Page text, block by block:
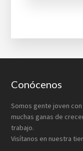
Footer
Conócenos
Somos gente joven
muchas ganas de
trabajo.
Visítanos en nuestra